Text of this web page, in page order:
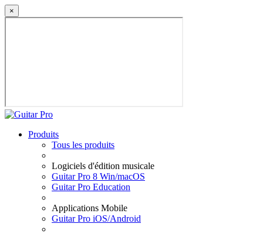
×
Produits
Tous les produits
Logiciels d'édition musicale
Guitar Pro 8 Win/macOS
Guitar Pro Education
Applications Mobile
Guitar Pro iOS/Android